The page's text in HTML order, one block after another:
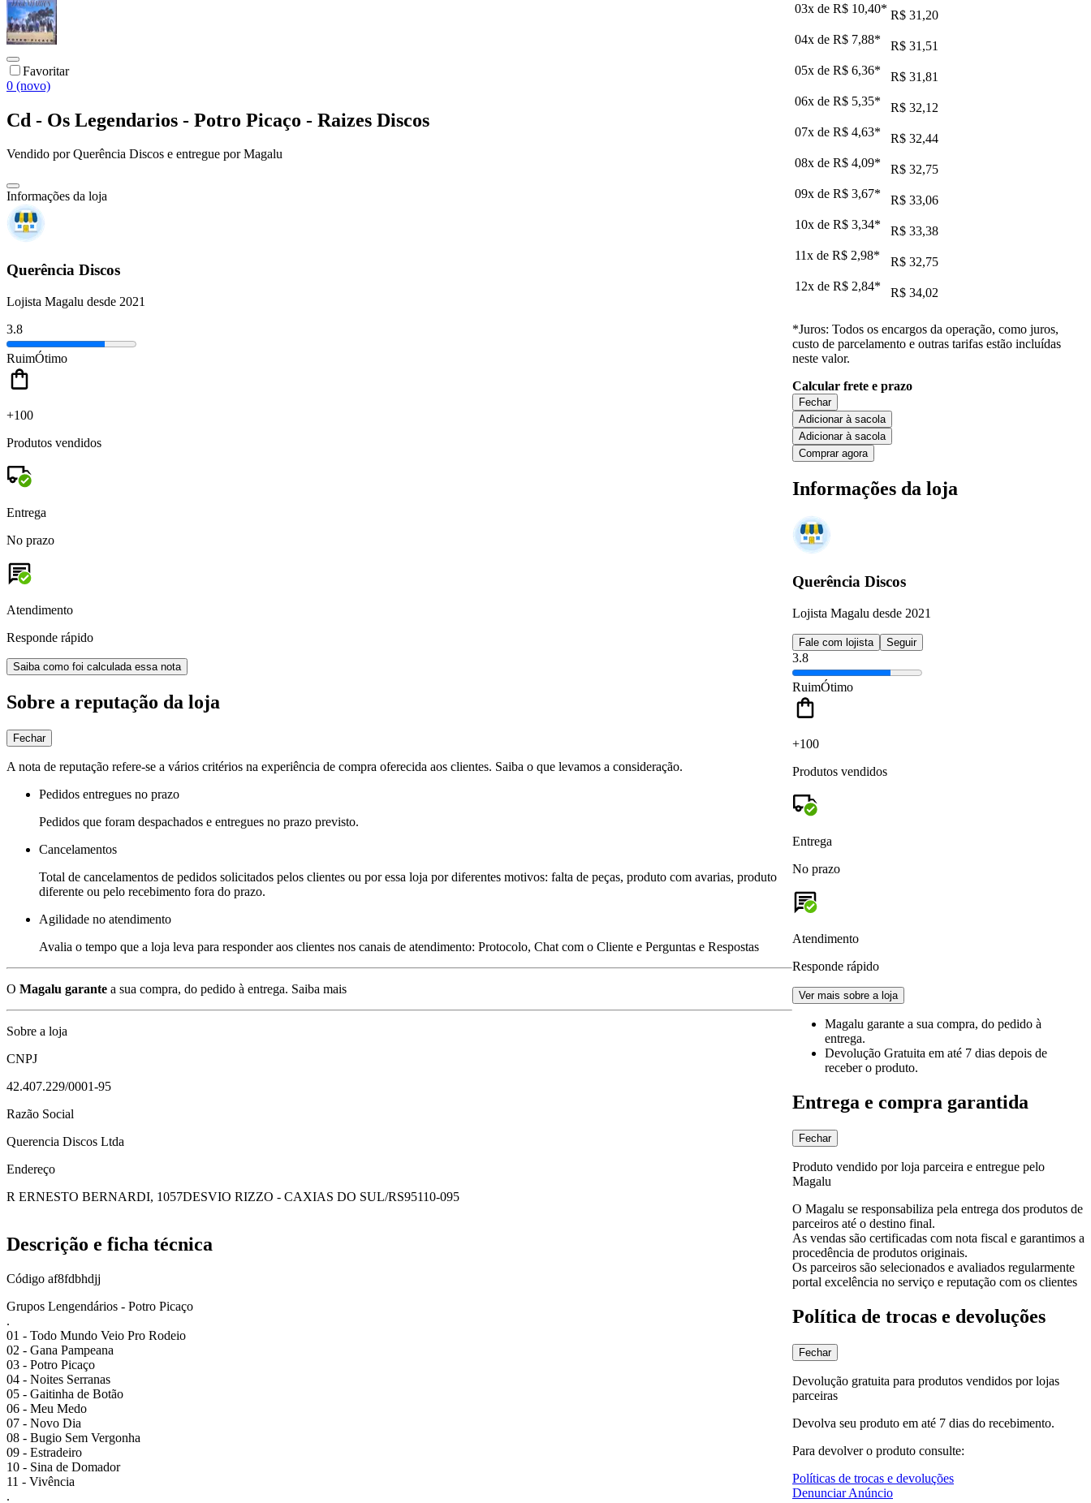
Favoritar
0 (novo)
Cd - Os Legendarios - Potro Picaço - Raizes Discos
Vendido porQuerência Discos e entregue por Magalu
Informações da loja
Querência Discos
Lojista Magalu desde 2021
3.8
RuimÓtimo
+100
Produtos vendidos
Entrega
No prazo
Atendimento
Responde rápido
Saiba como foi calculada essa nota
Sobre a reputação da loja
Fechar
A nota de reputação refere-se a vários critérios na experiência de compra oferecida aos clientes. Saiba o que levamos a consideração.
Pedidos entregues no prazo
Pedidos que foram despachados e entregues no prazo previsto.
Cancelamentos
Total de cancelamentos de pedidos solicitados pelos clientes ou por essa loja por diferentes motivos: falta de peças, produto com avarias, produto
diferente ou pelo recebimento fora do prazo.
Agilidade no atendimento
Avalia o tempo que a loja leva para responder aos clientes nos canais de atendimento: Protocolo, Chat com o Cliente e Perguntas e Respostas
O Magalu garante a sua compra, do pedido à entrega. Saiba mais
Sobre a loja
CNPJ
42.407.229/0001-95
Razão Social
Querencia Discos Ltda
Endereço
R ERNESTO BERNARDI, 1057DESVIO RIZZO - CAXIAS DO SUL/RS95110-095
03x de R$ 10,40* R$ 31,20
04x de R$ 7,88*
R$ 31,51
05x de R$ 6,36*
R$ 31,81
06x de R$ 5,35*
R$ 32,12
07x de R$ 4,63*
R$ 32,44
08x de R$ 4,09*
R$ 32,75
09x de R$ 3,67*
R$ 33,06
10x de R$ 3,34*
R$ 33,38
11x de R$ 2,98*
R$ 32,75
12x de R$ 2,84* R$ 34,02
*Juros: Todos os encargos da operação, como juros,
custo de parcelamento e outras tarifas estão incluídas
neste valor.
Calcular frete e prazo
Fechar
Adicionar à sacola
Adicionar à sacola
Comprar agora
Informações da loja
Querência Discos
Lojista Magalu desde 2021
Fale com lojista Seguir
3.8
RuimÓtimo
+100
Produtos vendidos
Entrega
No prazo
Atendimento
Responde rápido
Ver mais sobre a loja
Magalu garante a sua compra, do pedido à
entrega.
Devolução Gratuita em até 7 dias depois de
receber o produto.
Entrega e compra garantida
Fechar
Produto vendido por loja parceira e entregue pelo
Magalu
O Magalu se responsabiliza pela entrega dos produtos de
parceiros até o destino final.
As vendas são certificadas com nota fiscal e garantimos a
procedência de produtos originais.
Os parceiros são selecionados e avaliados regularmente
portal excelência no serviço e reputação com os clientes
Política de trocas e devoluções
Fechar
Devolução gratuita para produtos vendidos por lojas
parceiras
Devolva seu produto em até 7 dias do recebimento.
Para devolver o produto consulte:
Políticas de trocas e devoluções
Denunciar Anúncio
Descrição e ficha técnica
Código af8fdbhdjj
Grupos Lengendários - Potro Picaço
.
01 - Todo Mundo Veio Pro Rodeio
02 - Gana Pampeana
03 - Potro Picaço
04 - Noites Serranas
05 - Gaitinha de Botão
06 - Meu Medo
07 - Novo Dia
08 - Bugio Sem Vergonha
09 - Estradeiro
10 - Sina de Domador
11 - Vivência
.